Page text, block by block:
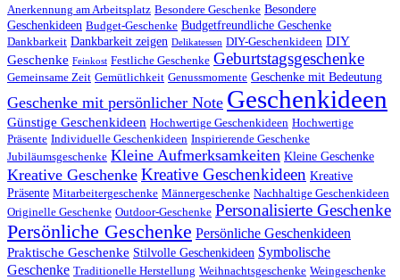
Anerkennung am Arbeitsplatz Besondere Geschenke Besondere
Geschenkideen Budget-Geschenke Budgetfreundliche Geschenke
Dankbarkeit Dankbarkeit zeigen Delikatessen DIY-Geschenkideen DIY
Geschenke Feinkost Festliche Geschenke Geburtstagsgeschenke
Gemeinsame Zeit Gemütlichkeit Genussmomente Geschenke mit Bedeutung
Geschenke mit persönlicher Note Geschenkideen
Günstige Geschenkideen Hochwertige Geschenkideen Hochwertige
Präsente Individuelle Geschenkideen Inspirierende Geschenke
Jubiläumsgeschenke Kleine Aufmerksamkeiten Kleine Geschenke
Kreative Geschenke Kreative Geschenkideen Kreative
Präsente Mitarbeitergeschenke Männergeschenke Nachhaltige Geschenkideen
Originelle Geschenke Outdoor-Geschenke Personalisierte Geschenke
Persönliche Geschenke Persönliche Geschenkideen
Praktische Geschenke Stilvolle Geschenkideen Symbolische
Geschenke Traditionelle Herstellung Weihnachtsgeschenke Weingeschenke